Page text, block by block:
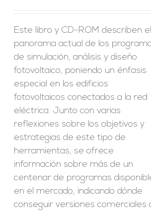
Este libro y CD-ROM describen el
panorama actual de los
de simulación, análisis y diseño
fotovoltaico, poniendo un énfasis
especial en los edificios
fotovoltaicos conectados a la red
eléctrica. Junto con varias
reflexiones sobre los objetivos y
estrategias de este tipo de
herramientas, se ofrece
información sobre más de un
centenar de programas
en el mercado, indicando dónde
conseguir versiones comerciales